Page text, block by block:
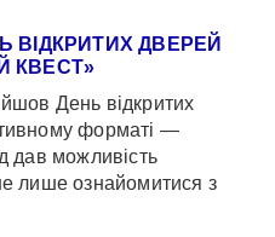
ВІДКРИТИХ ДВЕРЕЙ
КВЕСТ»
День відкритих
форматі —
дав можливість
лише ознайомитися з